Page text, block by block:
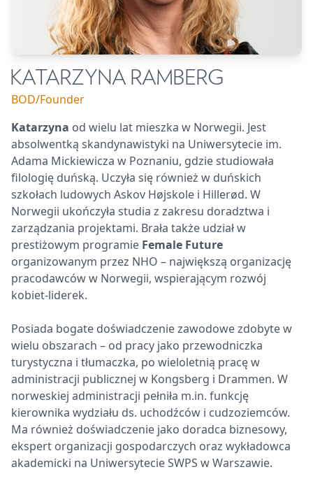
KATARZYNA RAMBERG
BOD/Founder
Katarzyna od wielu lat mieszka w Norwegii. Jest
absolwentką skandynawistyki na Uniwersytecie im.
Adama Mickiewicza w Poznaniu, gdzie studiowała
filologię duńską. Uczyła się również w duńskich
szkołach ludowych Askov Højskole i Hillerød. W
Norwegii ukończyła studia z zakresu doradztwa i
zarządzania projektami. Brała także udział w
prestiżowym programie Female Future
organizowanym przez NHO – największą organizację
pracodawców w Norwegii, wspierającym rozwój
kobiet-liderek.
Posiada bogate doświadczenie zawodowe zdobyte w
wielu obszarach – od pracy jako przewodniczka
turystyczna i tłumaczka, po wieloletnią pracę w
administracji publicznej w Kongsberg i Drammen. W
norweskiej administracji pełniła m.in. funkcję
kierownika wydziału ds. uchodźców i cudzoziemców.
Ma również doświadczenie jako doradca biznesowy,
ekspert organizacji gospodarczych oraz wykładowca
akademicki na Uniwersytecie SWPS w Warszawie.